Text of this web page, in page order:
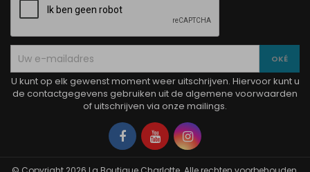
U kunt op elk gewenst moment weer uitschrijven. Hiervoor kunt u
de contactgegevens gebruiken uit de algemene voorwaarden
of uitschrijven via onze mailings.
Facebook
YouTubeInstagram